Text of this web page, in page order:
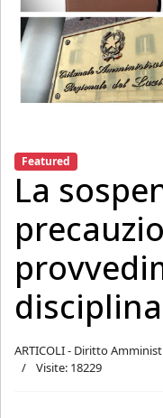
Featured
La
ARTICOLI - Diritto
Visite: 18229